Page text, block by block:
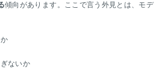
傾向があります。ここで言う外見とは、モデ
ないか